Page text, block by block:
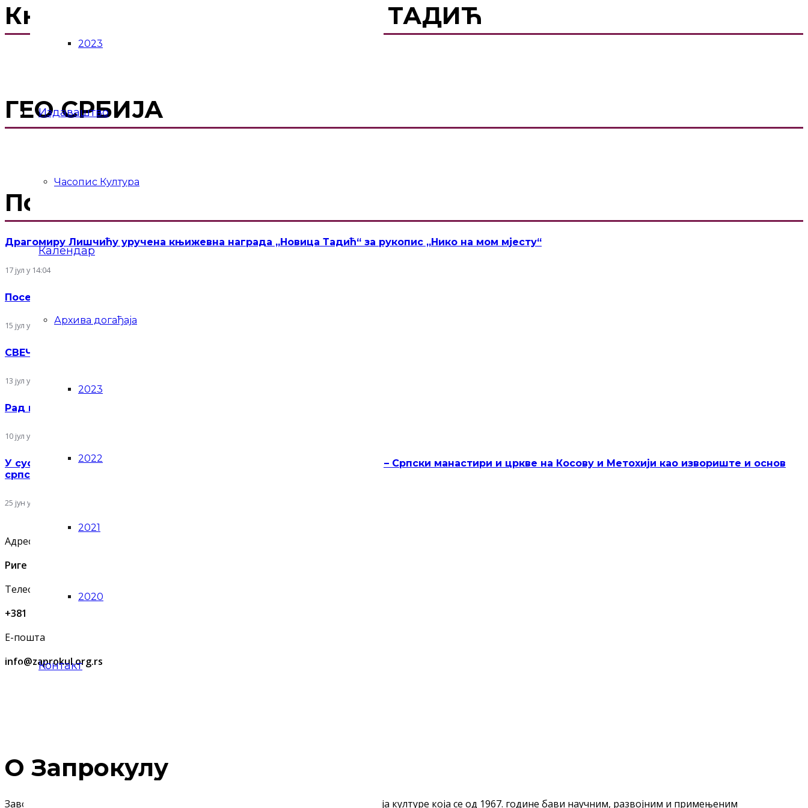
2023
Издаваштво
Часопис Култура
Календар
Архива догађаја
2023
2022
2021
2020
Контакт
Књижевни конкурс НОВИЦА ТАДИЋ
ГЕО СРБИЈА
Последње објаве
Драгомиру Лишчићу уручена књижевна награда „Новица Тадић“ за рукопис „Нико на мом мјесту“
17 јул у 14:04
Посета Симпозијуму скулптуре у теракоти Terra у Кикинди
15 јул у 14:42
СВЕЧАНА ДОДЕЛА КЊИЖЕВНЕ НАГРАДЕ „НОВИЦА ТАДИЋ“
13 јул у 12:02
Рад на пројекту „Ликовне манифестације у Србији
10 јул у 09:35
У сусрет Видовдану: представљен нови двоброј часописа „Култура“ – Српски манастири и цркве на Косову и Метохији као извориште и основ
српског културног идентитета
25 јун у 15:38
Адреса
Риге од Фере 4, Београд
Телефон
+381 11 2637 565
Е-пошта
info@zaprokul.org.rs
О Запрокулу
Завод за проучавање културног развитка (Запрокул) је јединствена институција културе која се од 1967. године бави научним, развојним и примењеним